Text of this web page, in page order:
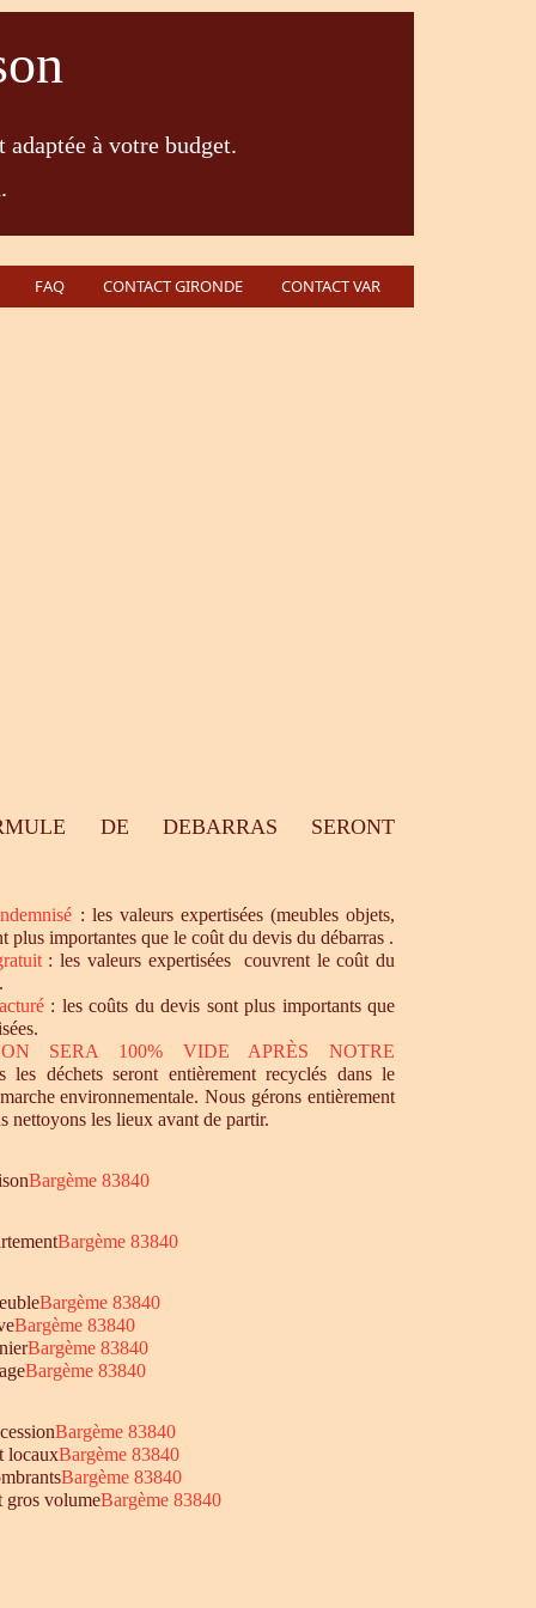
à votre budget.
FAQ CONTACT GIRONDE CONTACT VAR
DE DEBARRAS SERONT
: les valeurs expertisées (meubles objets,
plus importantes que le coût du devis du débarras .
: les valeurs expertisées couvrent le coût du
: les coûts du devis sont plus importants que
SERA 100% VIDE APRÈS NOTRE
les déchets seront entièrement recyclés dans le
environnementale. Nous gérons entièrement
nettoyons les lieux avant de partir.
Bargème 83840
Bargème 83840
Bargème 83840
Bargème 83840
Bargème 83840
Bargème 83840
Bargème 83840
locauxBargème 83840
Bargème 83840
gros volumeBargème 83840